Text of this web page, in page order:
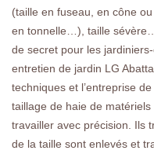
(taille en fuseau, en cône
en tonnelle…), taille
de secret pour les
entretien de jardin LG
techniques et l’entreprise
taillage de haie de
travailler avec précision. Ils
de la taille sont enlevés et